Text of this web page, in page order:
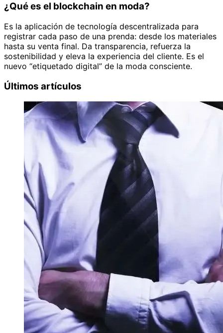
¿Qué es el blockchain en moda?
Es la aplicación de tecnología descentralizada para
registrar cada paso de una prenda: desde los materiales
hasta su venta final. Da transparencia, refuerza la
sostenibilidad y eleva la experiencia del cliente. Es el
nuevo “etiquetado digital” de la moda consciente.
Últimos artículos